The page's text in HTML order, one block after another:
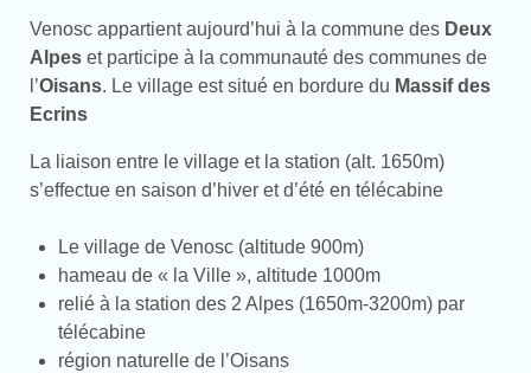
Venosc appartient aujourd’hui à la commune des Deux
Alpes et participe à la communauté des communes de
l’Oisans. Le village est situé en bordure du Massif des
Ecrins
La liaison entre le village et la station (alt. 1650m)
s’effectue en saison d’hiver et d’été en télécabine
Le village de Venosc (altitude 900m)
hameau de « la Ville », altitude 1000m
relié à la station des 2 Alpes (1650m-3200m) par
télécabine
région naturelle de l’Oisans